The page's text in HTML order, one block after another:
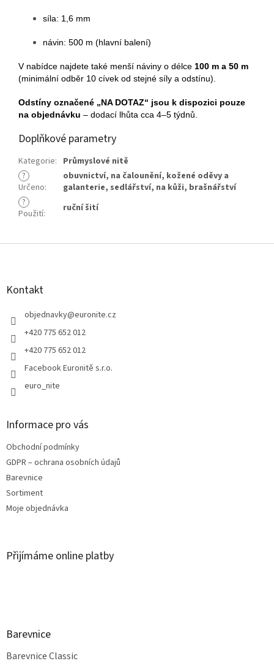
síla: 1,6 mm
návin: 500 m (hlavní balení)
V nabídce najdete také menší náviny o délce 100 m a 50 m
(minimální odběr 10 cívek od stejné síly a odstínu).
Odstíny označené „NA DOTAZ“ jsou k dispozici pouze
na objednávku – dodací lhůta cca 4–5 týdnů.
Doplňkové parametry
Kategorie: Průmyslové nitě
?
Určeno:
obuvnictví, na čalounění, kožené oděvy a
galanterie, sedlářství, na kůži, brašnářství
?
Použití: ruční šití
Z
Kontakt
objednavky@euronite.cz
+420 775 652 012
+420 775 652 012
Facebook Euronitě s.r.o.
euro_nite
Informace pro vás
Obchodní podmínky
GDPR – ochrana osobních údajů
Barevnice
Sortiment
Moje objednávka
Přijímáme online platby
Barevnice
Barevnice Classic